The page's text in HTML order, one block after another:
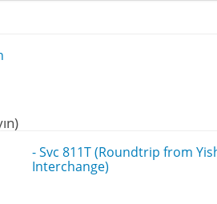
- Svc 811T (Roundtrip from
Interchange)